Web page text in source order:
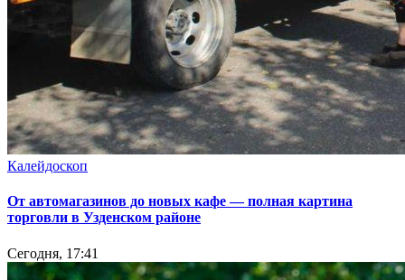
Калейдоскоп
От автомагазинов до новых кафе — полная картина
торговли в Узденском районе
Сегодня, 17:41